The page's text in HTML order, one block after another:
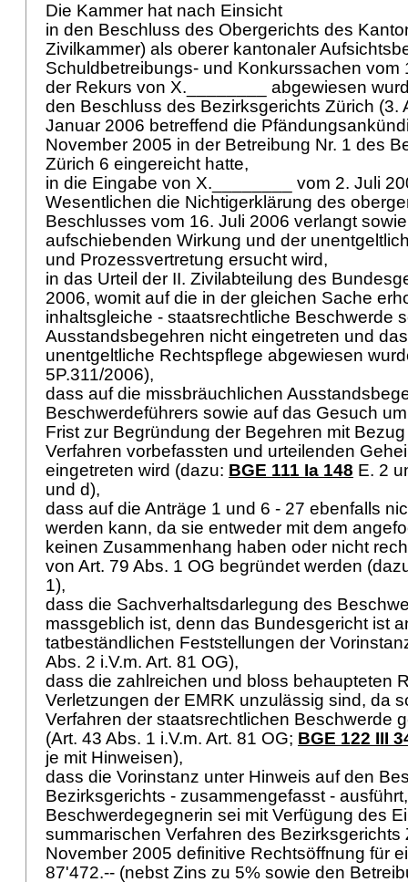
Die Kammer hat nach Einsicht
in den Beschluss des Obergerichts des
Zivilkammer) als oberer kantonaler
Schuldbetreibungs- und Konkurssachen vom
der Rekurs von X.________ abgewiesen
den Beschluss des Bezirksgerichts Zürich (3.
Januar 2006 betreffend die
November 2005 in der Betreibung Nr. 1 des
Zürich 6 eingereicht hatte,
in die Eingabe von X.________ vom 2. Juli
Wesentlichen die Nichtigerklärung des
Beschlusses vom 16. Juli 2006 verlangt
aufschiebenden Wirkung und der
und Prozessvertretung ersucht wird,
in das Urteil der II. Zivilabteilung des
2006, womit auf die in der gleichen Sache
inhaltsgleiche - staatsrechtliche Beschwerde
Ausstandsbegehren nicht eingetreten und
unentgeltliche Rechtspflege abgewiesen
5P.311/2006),
dass auf die missbräuchlichen
Beschwerdeführers sowie auf das Gesuch
Frist zur Begründung der Begehren mit
Verfahren vorbefassten und urteilenden
eingetreten wird (dazu: BGE 111 Ia 148 E. 2
und d),
dass auf die Anträge 1 und 6 - 27 ebenfalls
werden kann, da sie entweder mit dem
keinen Zusammenhang haben oder nicht
von Art. 79 Abs. 1 OG begründet werden
1),
dass die Sachverhaltsdarlegung des
massgeblich ist, denn das Bundesgericht ist
tatbeständlichen Feststellungen der
Abs. 2 i.V.m. Art. 81 OG),
dass die zahlreichen und bloss behaupteten
Verletzungen der EMRK unzulässig sind, da
Verfahren der staatsrechtlichen Beschwerde
(Art. 43 Abs. 1 i.V.m. Art. 81 OG; BGE 122 III
je mit Hinweisen),
dass die Vorinstanz unter Hinweis auf den
Bezirksgerichts - zusammengefasst -
Beschwerdegegnerin sei mit Verfügung des
summarischen Verfahren des Bezirksgerichts
November 2005 definitive Rechtsöffnung für
87'472.-- (nebst Zins zu 5% sowie den